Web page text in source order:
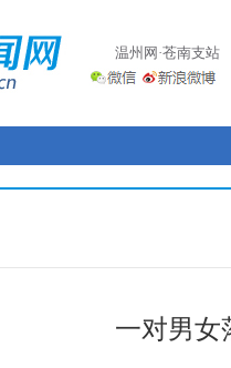
温州网·苍南支站
一对男女